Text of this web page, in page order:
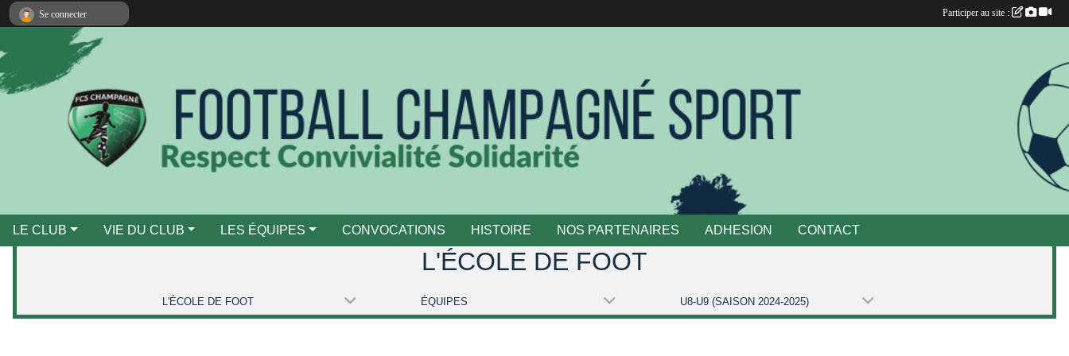
LE CLUB VIE DU CLUB LES ÉQUIPES CONVOCATIONS HISTOIRE NOS PARTENAIRES ADHESION CONTACT
L'ÉCOLE DE FOOT
L'ÉCOLE DE FOOT ÉQUIPES U8-U9 (SAISON 2024-2025)
Se connecter Participer au site :
Panneau de gestion des cookies